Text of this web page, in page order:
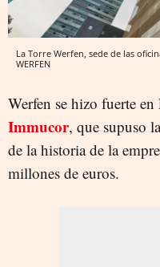
La Torre Werfen, sede de las
WERFEN
Werfen se hizo fuerte
Immucor, que supuso
de la historia de la
millones de euros.